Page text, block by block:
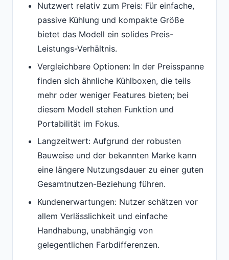
Nutzwert relativ zum Preis: Für einfache,
passive Kühlung und kompakte Größe
bietet das Modell ein solides Preis-
Leistungs-Verhältnis.
Vergleichbare Optionen: In der Preisspanne
finden sich ähnliche Kühlboxen, die teils
mehr oder weniger Features bieten; bei
diesem Modell stehen Funktion und
Portabilität im Fokus.
Langzeitwert: Aufgrund der robusten
Bauweise und der bekannten Marke kann
eine längere Nutzungsdauer zu einer guten
Gesamtnutzen-Beziehung führen.
Kundenerwartungen: Nutzer schätzen vor
allem Verlässlichkeit und einfache
Handhabung, unabhängig von
gelegentlichen Farbdifferenzen.